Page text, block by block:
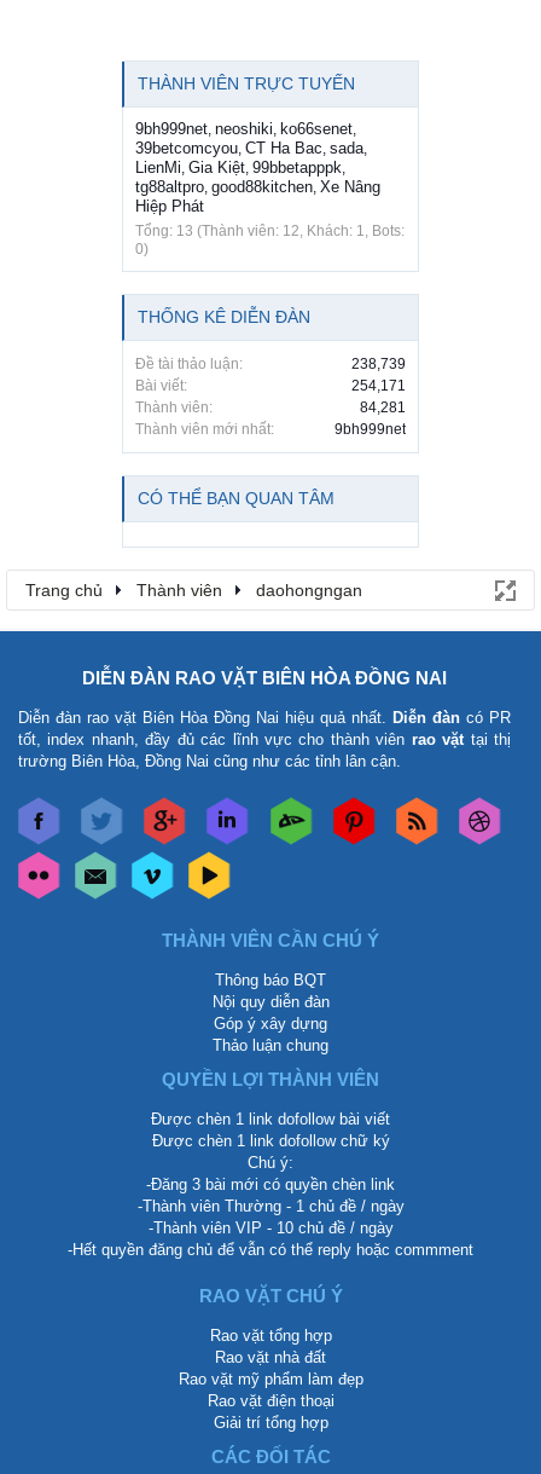
THÀNH VIÊN TRỰC TUYẾN
9bh999net, neoshiki, ko66senet,
39betcomcyou, CT Ha Bac, sada,
LienMi, Gia Kiệt, 99bbetapppk,
tg88altpro, good88kitchen, Xe Nâng
Hiệp Phát
Tổng: 13 (Thành viên: 12, Khách: 1, Bots:
0)
THỐNG KÊ DIỄN ĐÀN
Đề tài thảo luận:
238,739
Bài viết:
254,171
Thành viên:
84,281
Thành viên mới nhất:
9bh999net
CÓ THỂ BẠN QUAN TÂM
Trang chủ Thành viên daohongngan
DIỄN ĐÀN RAO VẶT BIÊN HÒA ĐỒNG NAI
Diễn đàn rao vặt Biên Hòa Đồng Nai hiệu quả nhất. Diễn đàn có PR
tốt, index nhanh, đầy đủ các lĩnh vực cho thành viên rao vặttại thị
trường Biên Hòa, Đồng Nai cũng như các tỉnh lân cận.
THÀNH VIÊN CẦN CHÚ Ý
Thông báo BQT
Nội quy diễn đàn
Góp ý xây dựng
Thảo luận chung
QUYỀN LỢI THÀNH VIÊN
Được chèn 1 link dofollow bài viết
Được chèn 1 link dofollow chữ ký
Chú ý:
-Đăng 3 bài mới có quyền chèn link
-Thành viên Thường - 1 chủ đề / ngày
-Thành viên VIP - 10 chủ đề / ngày
-Hết quyền đăng chủ để vẫn có thể reply hoặc commment
RAO VẶT CHÚ Ý
Rao vặt tổng hợp
Rao vặt nhà đất
Rao vặt mỹ phẩm làm đẹp
Rao vặt điện thoại
Giải trí tổng hợp
CÁC ĐỐI TÁC